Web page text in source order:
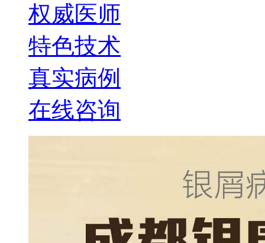
权威医师
特色技术
真实病例
在线咨询